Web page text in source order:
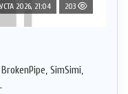
2026, 21:04 203
SimSimi,